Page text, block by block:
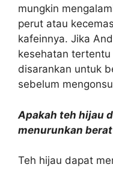
mungkin
perut atau
kafeinnya. Jika
kesehatan
disarankan untuk
sebelum
Apakah teh hijau
menurunkan
Teh hijau dapat